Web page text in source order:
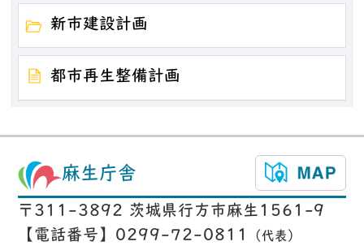
新市建設計画
都市再生整備計画
麻生庁舎
〒311-3892 茨城県行方市麻生1561-9
【電話番号】0299-72-0811
（代表）